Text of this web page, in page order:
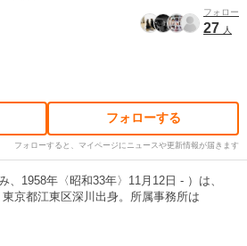
フォロー
27 人
フォローする
フォローすると、マイページにニュースや更新情報が届きます
、1958年〈昭和33年〉11月12日 - ）は、
京都江東区深川出身。所属事務所は